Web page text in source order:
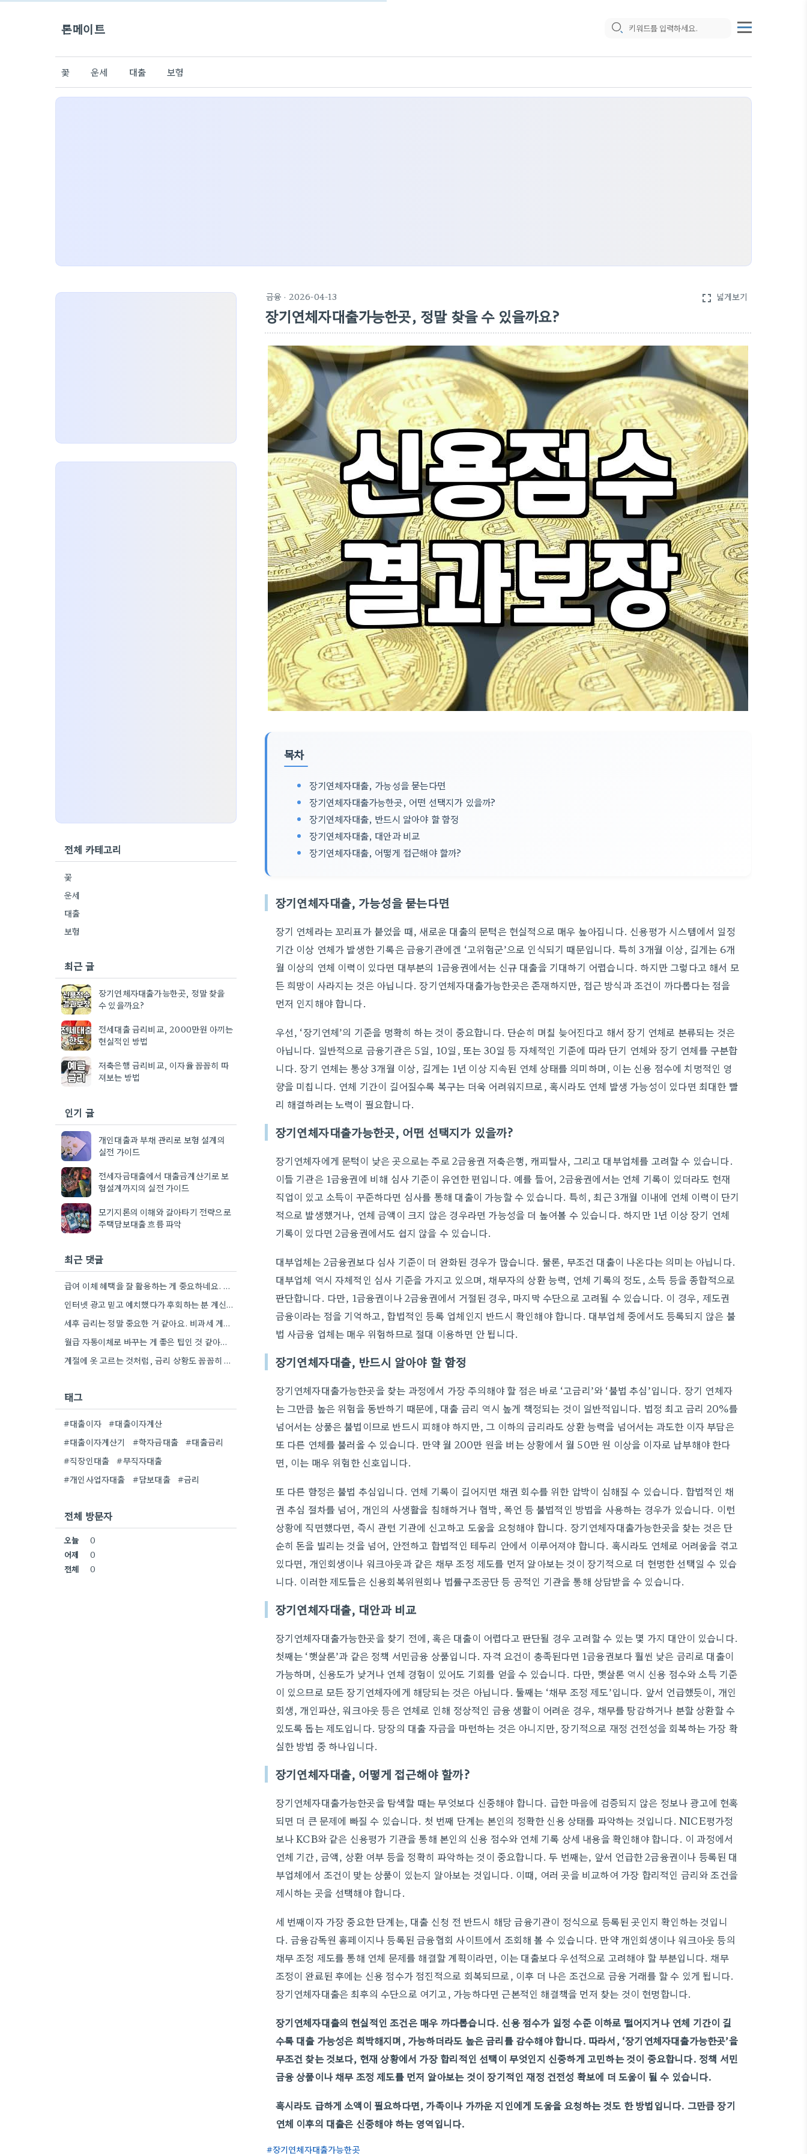
론메이트
꽃 운세 대출 보험
금융 · 2026-04-13 fullscreen 넓게보기
장기연체자대출가능한곳, 정말 찾을 수 있을까요?
목차
장기연체자대출, 가능성을 묻는다면
장기연체자대출가능한곳, 어떤 선택지가 있을까?
장기연체자대출, 반드시 알아야 할 함정
장기연체자대출, 대안과 비교
장기연체자대출, 어떻게 접근해야 할까?
장기연체자대출, 가능성을 묻는다면
장기 연체라는 꼬리표가 붙었을 때, 새로운 대출의 문턱은 현실적으로 매우 높아집니다. 신용평가 시스템에서 일정
기간 이상 연체가 발생한 기록은 금융기관에겐 ‘고위험군’으로 인식되기 때문입니다. 특히 3개월 이상, 길게는 6개
월 이상의 연체 이력이 있다면 대부분의 1금융권에서는 신규 대출을 기대하기 어렵습니다. 하지만 그렇다고 해서 모
든 희망이 사라지는 것은 아닙니다. 장기연체자대출가능한곳은 존재하지만, 접근 방식과 조건이 까다롭다는 점을
먼저 인지해야 합니다.
우선, ‘장기연체’의 기준을 명확히 하는 것이 중요합니다. 단순히 며칠 늦어진다고 해서 장기 연체로 분류되는 것은
아닙니다. 일반적으로 금융기관은 5일, 10일, 또는 30일 등 자체적인 기준에 따라 단기 연체와 장기 연체를 구분합
니다. 장기 연체는 통상 3개월 이상, 길게는 1년 이상 지속된 연체 상태를 의미하며, 이는 신용 점수에 치명적인 영
향을 미칩니다. 연체 기간이 길어질수록 복구는 더욱 어려워지므로, 혹시라도 연체 발생 가능성이 있다면 최대한 빨
리 해결하려는 노력이 필요합니다.
장기연체자대출가능한곳, 어떤 선택지가 있을까?
장기연체자에게 문턱이 낮은 곳으로는 주로 2금융권 저축은행, 캐피탈사, 그리고 대부업체를 고려할 수 있습니다.
이들 기관은 1금융권에 비해 심사 기준이 유연한 편입니다. 예를 들어, 2금융권에서는 연체 기록이 있더라도 현재
직업이 있고 소득이 꾸준하다면 심사를 통해 대출이 가능할 수 있습니다. 특히, 최근 3개월 이내에 연체 이력이 단기
적으로 발생했거나, 연체 금액이 크지 않은 경우라면 가능성을 더 높여볼 수 있습니다. 하지만 1년 이상 장기 연체
기록이 있다면 2금융권에서도 쉽지 않을 수 있습니다.
대부업체는 2금융권보다 심사 기준이 더 완화된 경우가 많습니다. 물론, 무조건 대출이 나온다는 의미는 아닙니다.
대부업체 역시 자체적인 심사 기준을 가지고 있으며, 채무자의 상환 능력, 연체 기록의 정도, 소득 등을 종합적으로
판단합니다. 다만, 1금융권이나 2금융권에서 거절된 경우, 마지막 수단으로 고려될 수 있습니다. 이 경우, 제도권
금융이라는 점을 기억하고, 합법적인 등록 업체인지 반드시 확인해야 합니다. 대부업체 중에서도 등록되지 않은 불
법 사금융 업체는 매우 위험하므로 절대 이용하면 안 됩니다.
장기연체자대출, 반드시 알아야 할 함정
장기연체자대출가능한곳을 찾는 과정에서 가장 주의해야 할 점은 바로 ‘고금리’와 ‘불법 추심’입니다. 장기 연체자
는 그만큼 높은 위험을 동반하기 때문에, 대출 금리 역시 높게 책정되는 것이 일반적입니다. 법정 최고 금리 20%를
넘어서는 상품은 불법이므로 반드시 피해야 하지만, 그 이하의 금리라도 상환 능력을 넘어서는 과도한 이자 부담은
또 다른 연체를 불러올 수 있습니다. 만약 월 200만 원을 버는 상황에서 월 50만 원 이상을 이자로 납부해야 한다
면, 이는 매우 위험한 신호입니다.
또 다른 함정은 불법 추심입니다. 연체 기록이 길어지면 채권 회수를 위한 압박이 심해질 수 있습니다. 합법적인 채
권 추심 절차를 넘어, 개인의 사생활을 침해하거나 협박, 폭언 등 불법적인 방법을 사용하는 경우가 있습니다. 이런
상황에 직면했다면, 즉시 관련 기관에 신고하고 도움을 요청해야 합니다. 장기연체자대출가능한곳을 찾는 것은 단
순히 돈을 빌리는 것을 넘어, 안전하고 합법적인 테두리 안에서 이루어져야 합니다. 혹시라도 연체로 어려움을 겪고
있다면, 개인회생이나 워크아웃과 같은 채무 조정 제도를 먼저 알아보는 것이 장기적으로 더 현명한 선택일 수 있습
니다. 이러한 제도들은 신용회복위원회나 법률구조공단 등 공적인 기관을 통해 상담받을 수 있습니다.
장기연체자대출, 대안과 비교
장기연체자대출가능한곳을 찾기 전에, 혹은 대출이 어렵다고 판단될 경우 고려할 수 있는 몇 가지 대안이 있습니다.
첫째는 ‘햇살론’과 같은 정책 서민금융 상품입니다. 자격 요건이 충족된다면 1금융권보다 훨씬 낮은 금리로 대출이
가능하며, 신용도가 낮거나 연체 경험이 있어도 기회를 얻을 수 있습니다. 다만, 햇살론 역시 신용 점수와 소득 기준
이 있으므로 모든 장기연체자에게 해당되는 것은 아닙니다. 둘째는 ‘채무 조정 제도’입니다. 앞서 언급했듯이, 개인
회생, 개인파산, 워크아웃 등은 연체로 인해 정상적인 금융 생활이 어려운 경우, 채무를 탕감하거나 분할 상환할 수
있도록 돕는 제도입니다. 당장의 대출 자금을 마련하는 것은 아니지만, 장기적으로 재정 건전성을 회복하는 가장 확
실한 방법 중 하나입니다.
장기연체자대출, 어떻게 접근해야 할까?
장기연체자대출가능한곳을 탐색할 때는 무엇보다 신중해야 합니다. 급한 마음에 검증되지 않은 정보나 광고에 현혹
되면 더 큰 문제에 빠질 수 있습니다. 첫 번째 단계는 본인의 정확한 신용 상태를 파악하는 것입니다. NICE평가정
보나 KCB와 같은 신용평가 기관을 통해 본인의 신용 점수와 연체 기록 상세 내용을 확인해야 합니다. 이 과정에서
연체 기간, 금액, 상환 여부 등을 정확히 파악하는 것이 중요합니다. 두 번째는, 앞서 언급한 2금융권이나 등록된 대
부업체에서 조건이 맞는 상품이 있는지 알아보는 것입니다. 이때, 여러 곳을 비교하여 가장 합리적인 금리와 조건을
제시하는 곳을 선택해야 합니다.
세 번째이자 가장 중요한 단계는, 대출 신청 전 반드시 해당 금융기관이 정식으로 등록된 곳인지 확인하는 것입니
다. 금융감독원 홈페이지나 등록된 금융협회 사이트에서 조회해 볼 수 있습니다. 만약 개인회생이나 워크아웃 등의
채무 조정 제도를 통해 연체 문제를 해결할 계획이라면, 이는 대출보다 우선적으로 고려해야 할 부분입니다. 채무
조정이 완료된 후에는 신용 점수가 점진적으로 회복되므로, 이후 더 나은 조건으로 금융 거래를 할 수 있게 됩니다.
장기연체자대출은 최후의 수단으로 여기고, 가능하다면 근본적인 해결책을 먼저 찾는 것이 현명합니다.
장기연체자대출의 현실적인 조건은 매우 까다롭습니다. 신용 점수가 일정 수준 이하로 떨어지거나 연체 기간이 길
수록 대출 가능성은 희박해지며, 가능하더라도 높은 금리를 감수해야 합니다. 따라서, ‘장기연체자대출가능한곳’을
무조건 찾는 것보다, 현재 상황에서 가장 합리적인 선택이 무엇인지 신중하게 고민하는 것이 중요합니다. 정책 서민
금융 상품이나 채무 조정 제도를 먼저 알아보는 것이 장기적인 재정 건전성 확보에 더 도움이 될 수 있습니다.
혹시라도 급하게 소액이 필요하다면, 가족이나 가까운 지인에게 도움을 요청하는 것도 한 방법입니다. 그만큼 장기
연체 이후의 대출은 신중해야 하는 영역입니다.
장기연체자대출가능한곳
전체 카테고리
꽃
운세
대출
보험
최근 글
장기연체자대출가능한곳, 정말 찾을
수 있을까요?
전세대출 금리비교, 2000만원 아끼는
현실적인 방법
저축은행 금리비교, 이자율 꼼꼼히 따
져보는 방법
인기 글
개인대출과 부채 관리로 보험 설계의
실전 가이드
전세자금대출에서 대출금계산기로 보
험설계까지의 실전 가이드
모기지론의 이해와 갈아타기 전략으로
주택담보대출 흐름 파악
최근 댓글
급여 이체 혜택을 잘 활용하는 게 중요하네요. 제가 은행별로 이체 횟수를 비교해보고는 했는데, 차이가 꽤…
인터넷 광고 믿고 예치했다가 후회하는 분 계신 것 보니, 금리 변동 진짜 빠르게 돌아간다는 걸…
세후 금리는 정말 중요한 거 같아요. 비과세 계좌도 고려해야 할 요소인데, 실제 수령액 계산을 해보니…
월급 자동이체로 바꾸는 게 좋은 팁인 것 같아요. 저도 비슷한 고민을 하고 있는데, 실제로 금리…
계절에 옷 고르는 것처럼, 금리 상황도 꼼꼼히 살펴보는 게 중요하네요. 특히 장기적으로 대출을 할 때는…
태그
#대출이자
#대출이자계산
#대출이자계산기
#학자금대출
#대출금리
#직장인대출
#무직자대출
#개인사업자대출
#담보대출 #금리
전체 방문자
오늘
0
어제
0
전체
0